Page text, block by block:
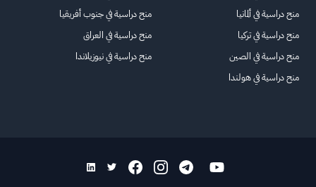
منح دراسية في ألمانيا
منح دراسية في تركيا
منح دراسية في الصين
منح دراسية في هولندا
منح دراسية في جنوب أفريقيا
منح دراسية في العراق
منح دراسية في نيوزيلاندا